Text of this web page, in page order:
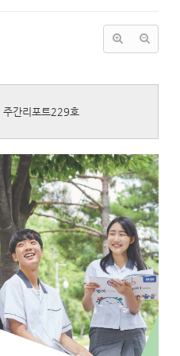
주간리포트229호